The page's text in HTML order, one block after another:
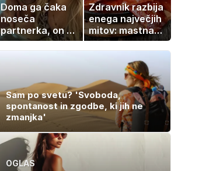
Doma ga čaka
noseča
partnerka, on pa
dopustuje z
drugo
Zdravnik razbija
enega največjih
mitov: mastna
jetra ne
nastanejo
zaradi slanine,
temveč zaradi
živila, ki ga
imamo vsi radi
Sam po svetu? 'Svoboda,
spontanost in zgodbe, ki jih ne
zmanjka'
OGLAS